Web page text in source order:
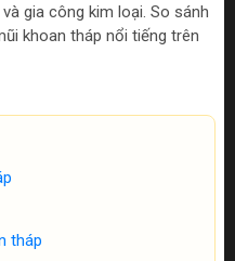
gia công kim loại. So sánh
khoan tháp nổi tiếng trên
tháp